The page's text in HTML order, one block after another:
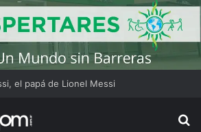
el papá de Lionel Messi